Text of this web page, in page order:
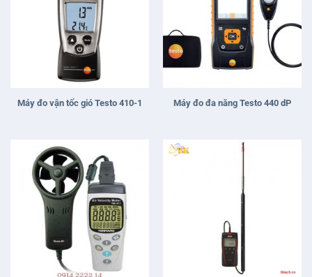
Máy đo vận tốc gió Testo 410-1 Máy đo đa năng Testo 440 dP